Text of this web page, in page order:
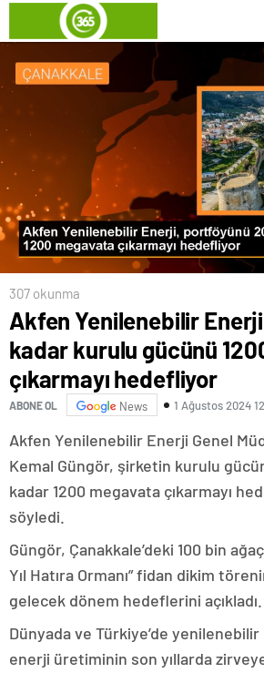
hedefliyor
307 okunma
Akfen Yenilenebilir
kadar kurulu gücünü
çıkarmayı hedefliyor
ABONE OL News 1 Ağustos 2024
Akfen Yenilenebilir Enerji Genel
Kemal Güngör, şirketin kurulu
kadar 1200 megavata çıkarmayı
söyledi.
Güngör, Çanakkale’deki 100 bin
Yıl Hatıra Ormanı” fidan dikim
gelecek dönem hedeflerini açıkladı.
Dünyada ve Türkiye’de
enerji üretiminin son yıllarda